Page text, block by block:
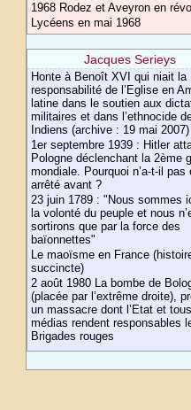
1968 Rodez et Aveyron en
Lycéens en mai 1968
Jacques Serieys
Honte à Benoît XVI qui niait la
responsabilité de l’Eglise en
latine dans le soutien aux
militaires et dans l’ethnocide
Indiens (archive : 19 mai 2007)
1er septembre 1939 : Hitler
Pologne déclenchant la 2ème
mondiale. Pourquoi n’a-t-il pas
arrêté avant ?
23 juin 1789 : "Nous sommes
la volonté du peuple et nous
sortirons que par la force des
baïonnettes"
Le maoïsme en France
succincte)
2 août 1980 La bombe de
(placée par l’extrême droite),
un massacre dont l’Etat et
médias rendent responsables
Brigades rouges